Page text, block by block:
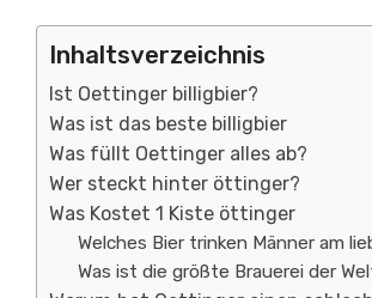
Inhaltsverzeichnis
Ist Oettinger billigbier?
Was ist das beste billigbier
Was füllt Oettinger alles ab?
Wer steckt hinter öttinger?
Was Kostet 1 Kiste öttinger
Welches Bier trinken Männer am
Was ist die größte Brauerei der